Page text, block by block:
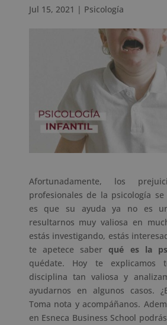
Jul 15, 2021 | Psicología
Afortunadamente, los
profesionales de la psicología
es que su ayuda ya no es
resultarnos muy valiosa en
estás investigando, estás
te apetece saberqué es la
quédate. Hoy te explicamos
disciplina tan valiosa y
ayudarnos en algunos casos.
Toma nota y acompáñanos.
en Esneca Business School